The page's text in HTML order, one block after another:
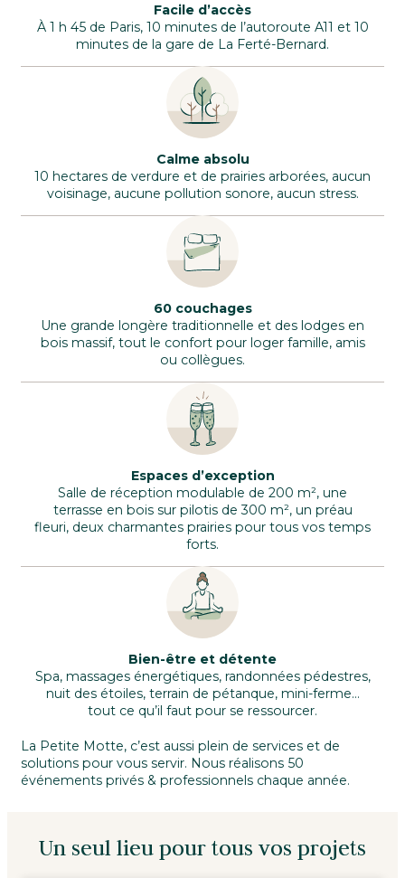
Facile d’accès
À 1 h 45 de Paris, 10 minutes de l’autoroute A11 et 10
minutes de la gare de La Ferté-Bernard.
Calme absolu
10 hectares de verdure et de prairies arborées, aucun
voisinage, aucune pollution sonore, aucun stress.
60 couchages
Une grande longère traditionnelle et des lodges en
bois massif, tout le confort pour loger famille, amis
ou collègues.
Espaces d’exception
Salle de réception modulable de 200 m², une
terrasse en bois sur pilotis de 300 m², un préau
fleuri, deux charmantes prairies pour tous vos temps
forts.
Bien-être et détente
Spa, massages énergétiques, randonnées pédestres,
nuit des étoiles, terrain de pétanque, mini-ferme…
tout ce qu’il faut pour se ressourcer.
La Petite Motte, c’est aussi plein de services et de
solutions pour vous servir. Nous réalisons 50
événements privés & professionnels chaque année.
Un seul lieu pour tous vos projets